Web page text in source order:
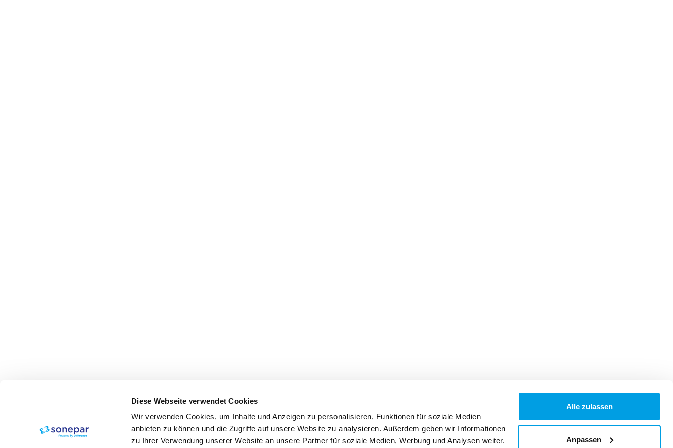
Diese Webseite verwendet Cookies
Wir verwenden Cookies, um Inhalte und Anzeigen zu personalisieren, Funktionen für soziale Medien
anbieten zu können und die Zugriffe auf unsere Website zu analysieren. Außerdem geben wir Informationen
zu Ihrer Verwendung unserer Website an unsere Partner für soziale Medien, Werbung und Analysen weiter.
Alle zulassen
Anpassen